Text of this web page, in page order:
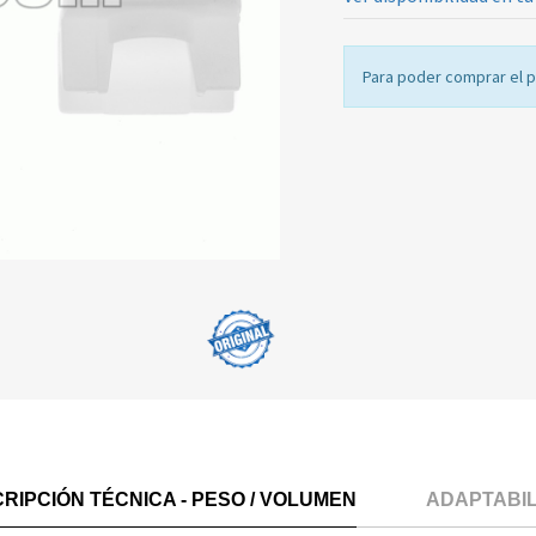
Para poder comprar el
TÉCNICA - PESO / VOLUMEN